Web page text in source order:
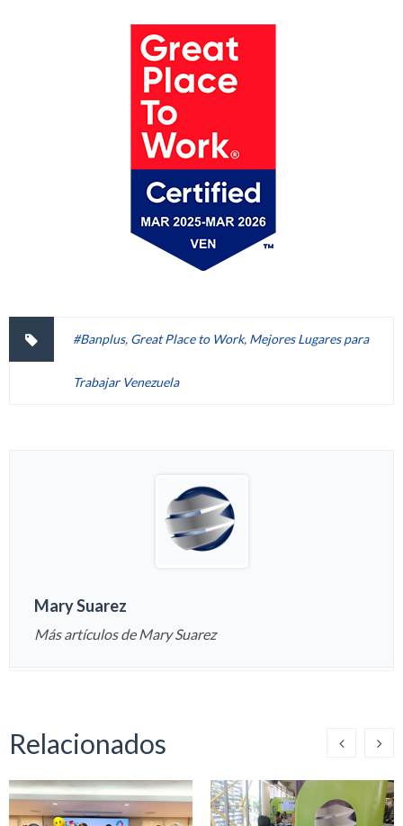
#Banplus, Great Place to Work, Mejores Lugares para
Trabajar Venezuela
Mary Suarez
Más artículos de Mary Suarez
Relacionados